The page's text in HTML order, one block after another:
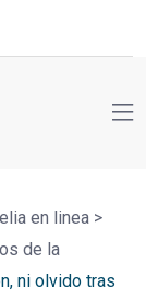
en linea >
de la
ni olvido tras